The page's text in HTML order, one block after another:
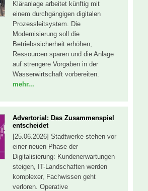
Kläranlage arbeitet künftig mit
einem durchgängigen digitalen
Prozessleitsystem. Die
Modernisierung soll die
Betriebssicherheit erhöhen,
Ressourcen sparen und die Anlage
auf strengere Vorgaben in der
Wasserwirtschaft vorbereiten.
mehr...
Advertorial: Das Zusammenspiel
entscheidet
[25.06.2026] Stadtwerke stehen vor
einer neuen Phase der
Digitalisierung: Kundenerwartungen
steigen, IT-Landschaften werden
komplexer, Fachwissen geht
verloren. Operative